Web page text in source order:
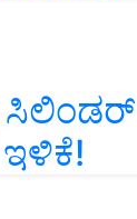
ಸಿಲಿಂಡರ್‌